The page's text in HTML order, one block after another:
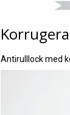
Antirulllock med